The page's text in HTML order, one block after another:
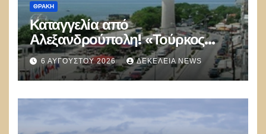
ΘΡΆΚΗ
Καταγγελία από
Αλεξανδρούπολη! «Τούρκος
αστυνομικός επέδειξε ταυτότητα
και έκανε υποδείξεις σε Έλληνα
πολίτη»
6 ΑΥΓΟΎΣΤΟΥ 2026 ΔΕΚΈΛΕΙΑ NEWS